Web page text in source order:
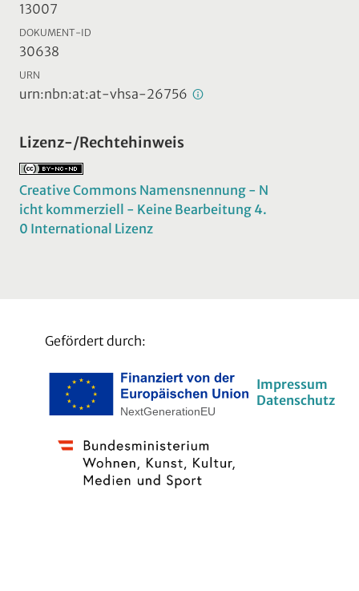
13007
DOKUMENT-ID
30638
URN
urn:nbn:at:at-vhsa-26756
Lizenz-/Rechtehinweis
Creative Commons Namensnennung - N
icht kommerziell - Keine Bearbeitung 4.
0 International Lizenz
Gefördert durch:
Impressum
Datenschutz